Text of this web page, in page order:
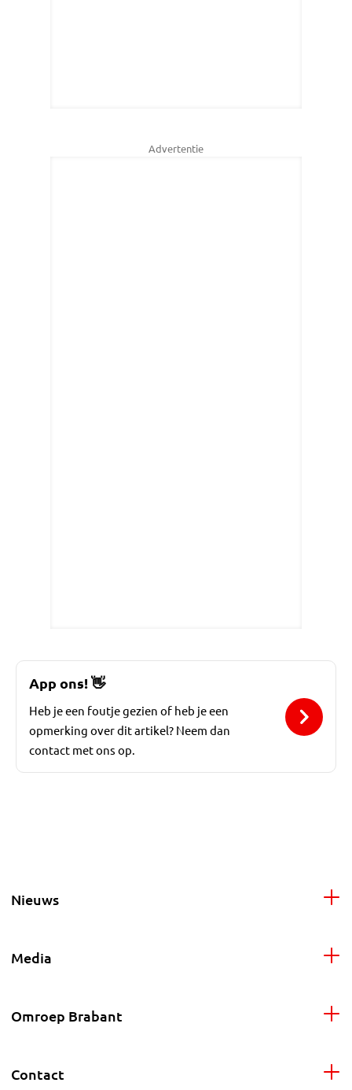
Advertentie
App ons!👋
Heb je een foutje gezien of heb je een
opmerking over dit artikel? Neem dan
contact met ons op.
Nieuws
Media
Omroep Brabant
Contact